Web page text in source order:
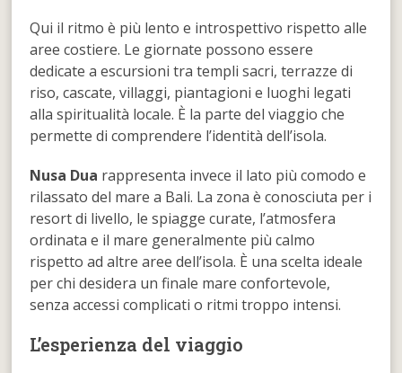
Qui il ritmo è più lento e introspettivo rispetto alle
aree costiere. Le giornate possono essere
dedicate a escursioni tra templi sacri, terrazze di
riso, cascate, villaggi, piantagioni e luoghi legati
alla spiritualità locale. È la parte del viaggio che
permette di comprendere l’identità dell’isola.
Nusa Dua rappresenta invece il lato più comodo e
rilassato del mare a Bali. La zona è conosciuta per i
resort di livello, le spiagge curate, l’atmosfera
ordinata e il mare generalmente più calmo
rispetto ad altre aree dell’isola. È una scelta ideale
per chi desidera un finale mare confortevole,
senza accessi complicati o ritmi troppo intensi.
L’esperienza del viaggio